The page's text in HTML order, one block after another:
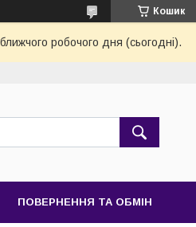
Кошик
робочого дня (сьогодні).
ПОВЕРНЕННЯ ТА ОБМІН